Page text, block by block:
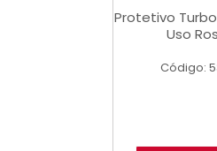
Protetivo
Uso
Código: